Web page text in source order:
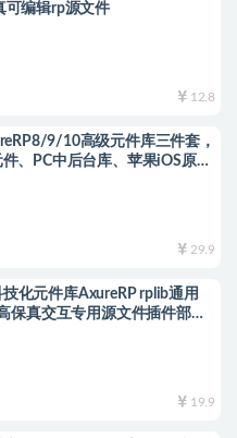
可编辑rp源文件
12.8
9/10高级元件库三件套，
、PC中后台库、苹果iOS原生
29.9
化元件库AxureRP rplib通用
保真交互专用源文件插件部件
19.9